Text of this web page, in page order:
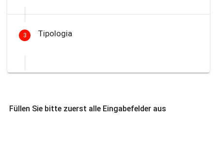
3 Tipologia
Füllen Sie bitte zuerst alle Eingabefelder aus